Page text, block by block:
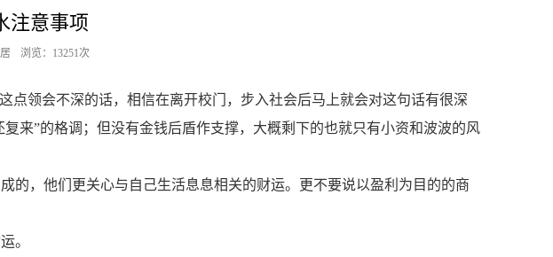
注意事项
浏览：13251次
点领会不深的话，相信在离开校门，步入社会后马上就会对这句话有很深
来”的格调；但没有金钱后盾作支撑，大概剩下的也就只有小资和波波的风
的，他们更关心与自己生活息息相关的财运。更不要说以盈利为目的的商
。